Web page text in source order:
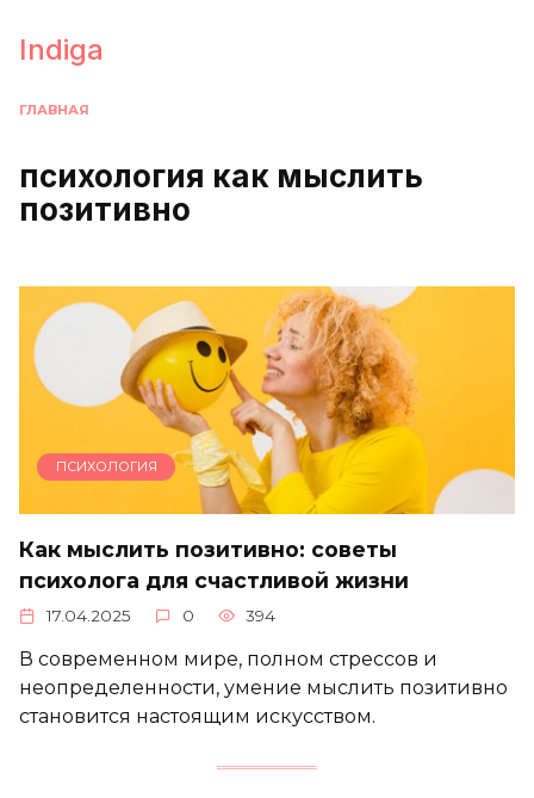
содержанию
Indiga
ГЛАВНАЯ
психология как мыслить
позитивно
ПСИХОЛОГИЯ
Как мыслить позитивно: советы
психолога для счастливой жизни
17.04.2025 0 394
В современном мире, полном стрессов и
неопределенности, умение мыслить позитивно
становится настоящим искусством.